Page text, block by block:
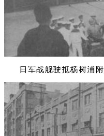
日军战舰驶抵杨树浦